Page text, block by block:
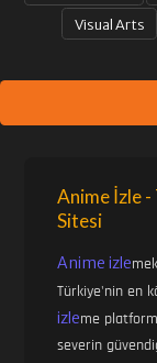
Visual Arts
Anime İzle -
Sitesi
Anime izle
Türkiye'nin en
izleme
severin